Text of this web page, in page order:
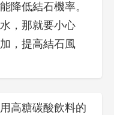
降低結石機率。
，那就要小心
，提高結石風
高糖碳酸飲料的